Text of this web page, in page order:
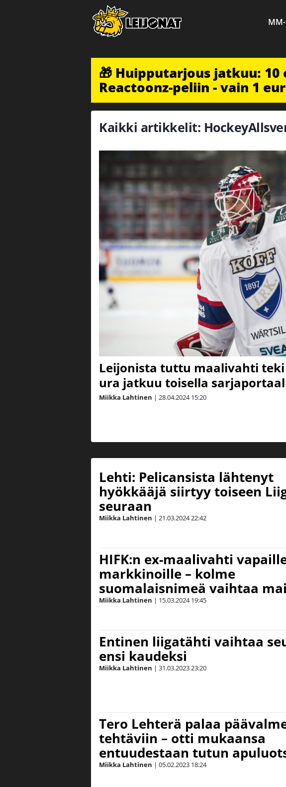
🎁 Huipputarjous jatkuu:
Reactoonz-peliin - vain 1
Kaikki artikkelit:
Leijonista tuttu maalivahti
ura jatkuu toisella
Miikka Lahtinen | 28.04.2024 15:20
Lehti: Pelicansista lähtenyt
hyökkääjä siirtyy toiseen
seuraan
Miikka Lahtinen | 21.03.202422:42
HIFK:n ex-maalivahti
markkinoille – kolme
suomalaisnimeä vaihtaa
Miikka Lahtinen | 15.03.2024 19:45
Entinen liigatähti vaihtaa
ensi kaudeksi
Miikka Lahtinen | 31.03.202323:20
Tero Lehterä palaa
tehtäviin – otti mukaansa
entuudestaan tutun
Miikka Lahtinen | 05.02.2023 18:24